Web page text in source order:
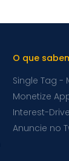
O que
Single Tag -
Monetize
Interest-
Anuncie no